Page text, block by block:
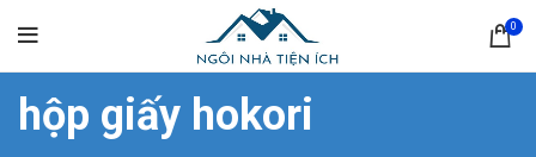
0
hộp giấy hokori